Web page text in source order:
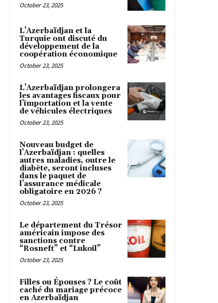
October 23, 2025
L’Azerbaïdjan et la
Turquie ont discuté du
développement de la
coopération économique
October 23, 2025
L’Azerbaïdjan prolongera
les avantages fiscaux pour
l’importation et la vente
de véhicules électriques
October 23, 2025
Nouveau budget de
l’Azerbaïdjan : quelles
autres maladies, outre le
diabète, seront incluses
dans le paquet de
l’assurance médicale
obligatoire en 2026 ?
October 23, 2025
Le département du Trésor
américain impose des
sanctions contre
“Rosneft” et “Lukoil”
October 23, 2025
Filles ou Épouses ? Le coût
caché du mariage précoce
en Azerbaïdjan